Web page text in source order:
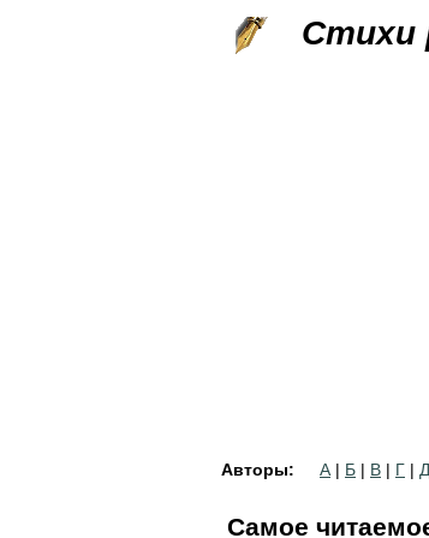
Стихи
Авторы: А | Б | В | Г | Д
Самое